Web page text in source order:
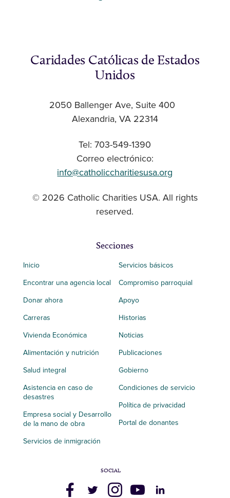
Caridades Católicas de Estados
Unidos
2050 Ballenger Ave, Suite 400
Alexandria, VA 22314
Tel: 703-549-1390
Correo electrónico:
info@catholiccharitiesusa.org
© 2026 Catholic Charities USA. All rights
reserved.
Secciones
Inicio
Encontrar una agencia local
Donar ahora
Carreras
Vivienda Económica
Alimentación y nutrición
Salud integral
Asistencia en caso de
desastres
Empresa social y Desarrollo
de la mano de obra
Servicios de inmigración
Servicios básicos
Compromiso parroquial
Apoyo
Historias
Noticias
Publicaciones
Gobierno
Condiciones de servicio
Política de privacidad
Portal de donantes
SOCIAL